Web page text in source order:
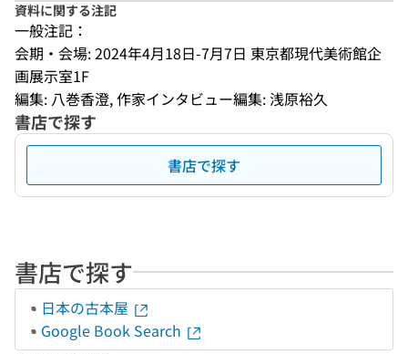
資料に関する注記
一般注記：
会期・会場: 2024年4月18日-7月7日 東京都現代美術館企
画展示室1F
編集: 八巻香澄, 作家インタビュー編集: 浅原裕久
書店で探す
書店で探す
書店で探す
日本の古本屋
Google Book Search